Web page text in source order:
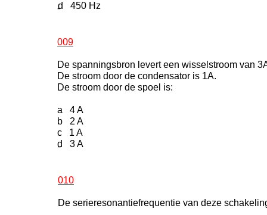
d 450 Hz
-
009
De spanningsbron levert een wisselstroom van
De stroom door de condensator is 1A.
De stroom door de spoel is:
a 4 A
b 2 A
c 1 A
d 3 A
-
010
De serieresonantiefrequentie van deze